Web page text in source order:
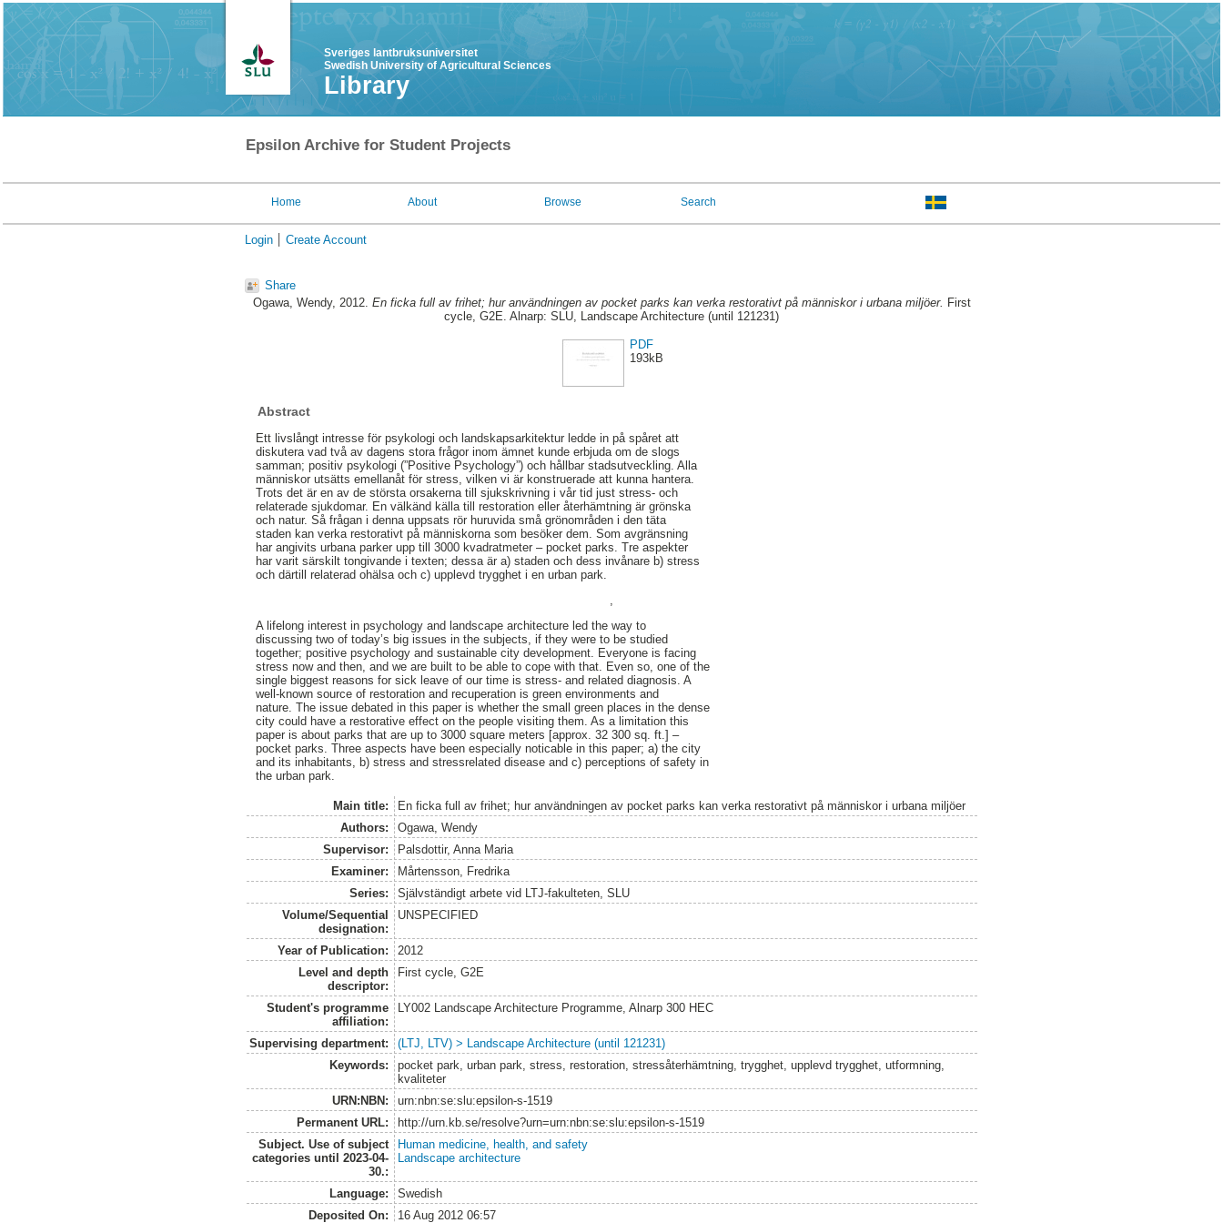
Sveriges lantbruksuniversitet
Swedish University of Agricultural Sciences
Library
Epsilon Archive for Student Projects
Home About Browse Search
Login Create Account
Share
Ogawa, Wendy, 2012. En ficka full av frihet; hur användningen av pocket parks kan verka restorativt på människor i urbana miljöer. First
cycle, G2E. Alnarp: SLU, Landscape Architecture (until 121231)
PDF
193kB
Abstract
Ett livslångt intresse för psykologi och landskapsarkitektur ledde in på spåret att
diskutera vad två av dagens stora frågor inom ämnet kunde erbjuda om de slogs
samman; positiv psykologi (”Positive Psychology”) och hållbar stadsutveckling. Alla
människor utsätts emellanåt för stress, vilken vi är konstruerade att kunna hantera.
Trots det är en av de största orsakerna till sjukskrivning i vår tid just stress- och
relaterade sjukdomar. En välkänd källa till restoration eller återhämtning är grönska
och natur. Så frågan i denna uppsats rör huruvida små grönområden i den täta
staden kan verka restorativt på människorna som besöker dem. Som avgränsning
har angivits urbana parker upp till 3000 kvadratmeter – pocket parks. Tre aspekter
har varit särskilt tongivande i texten; dessa är a) staden och dess invånare b) stress
och därtill relaterad ohälsa och c) upplevd trygghet i en urban park.
A lifelong interest in psychology and landscape architecture led the way to
discussing two of today’s big issues in the subjects, if they were to be studied
together; positive psychology and sustainable city development. Everyone is facing
stress now and then, and we are built to be able to cope with that. Even so, one of the
single biggest reasons for sick leave of our time is stress- and related diagnosis. A
well-known source of restoration and recuperation is green environments and
nature. The issue debated in this paper is whether the small green places in the dense
city could have a restorative effect on the people visiting them. As a limitation this
paper is about parks that are up to 3000 square meters [approx. 32 300 sq. ft.] –
pocket parks. Three aspects have been especially noticable in this paper; a) the city
and its inhabitants, b) stress and stressrelated disease and c) perceptions of safety in
the urban park.
Main title:
En ficka full av frihet; hur användningen av pocket parks kan verka restorativt på människor i urbana miljöer
Authors:
Ogawa, Wendy
Supervisor:
Palsdottir, Anna Maria
Examiner:
Mårtensson, Fredrika
Series:
Självständigt arbete vid LTJ-fakulteten, SLU
Volume/Sequential
designation:
UNSPECIFIED
Year of Publication:
2012
Level and depth
descriptor:
First cycle, G2E
Student's programme
affiliation:
LY002 Landscape Architecture Programme, Alnarp 300 HEC
Supervising department:
(LTJ, LTV) > Landscape Architecture (until 121231)
Keywords:
pocket park, urban park, stress, restoration, stressåterhämtning, trygghet, upplevd trygghet, utformning,
kvaliteter
URN:NBN:
urn:nbn:se:slu:epsilon-s-1519
Permanent URL:
http://urn.kb.se/resolve?urn=urn:nbn:se:slu:epsilon-s-1519
Subject. Use of subject
categories until 2023-04-
30.:
Human medicine, health, and safety
Landscape architecture
Language:
Swedish
Deposited On:
16 Aug 2012 06:57